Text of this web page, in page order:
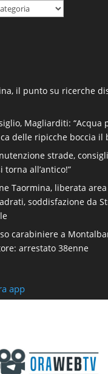
il punto su ricerche
Magliarditi: “Acqua
delle ripicche boccia il
strade,
torna all’antico!”
Taormina, liberata
soddisfazione da
carabiniere a
arrestato 38enne
app